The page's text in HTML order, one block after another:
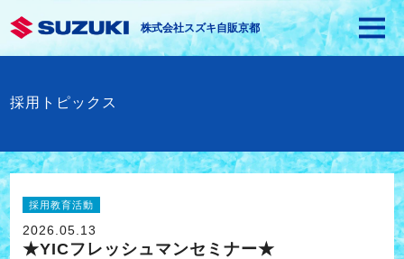
株式会社スズキ自販京都
採用トピックス
採用教育活動
2026.05.13
★YICフレッシュマンセミナー★